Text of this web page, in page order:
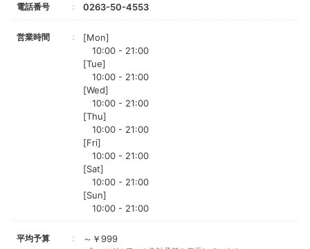
電話番号 0263-50-4553
営業時間
[Mon]
10:00 - 21:00
[Tue]
10:00 - 21:00
[Wed]
10:00 - 21:00
[Thu]
10:00 - 21:00
[Fri]
10:00 - 21:00
[Sat]
10:00 - 21:00
[Sun]
10:00 - 21:00
平均予算 ～￥999